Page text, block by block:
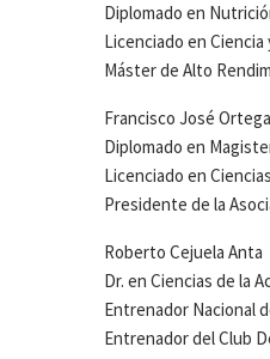
Diplomado en
Licenciado en
Máster de Alto
Francisco José
Diplomado en
Licenciado en
Presidente de la
Roberto Cejuela Anta
Dr. en Ciencias de la
Entrenador Nacional
Entrenador del Club